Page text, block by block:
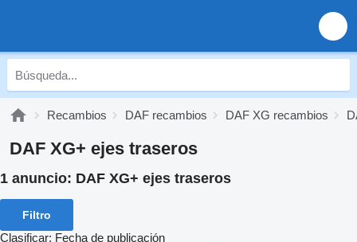
Recambios DAF recambios DAF XG recambios
DAF XG+ ejes traseros
1 anuncio: DAF XG+ ejes traseros
Filtro
Clasificar: Fecha de publicación